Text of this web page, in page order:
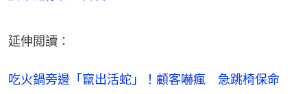
延伸閲讀：
吃火鍋旁邊「竄出活蛇」！顧客嚇瘋　急跳椅保命